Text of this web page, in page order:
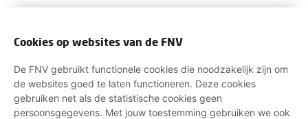
Cookies op websites van de FNV
De FNV gebruikt functionele cookies die noodzakelijk zijn om
de websites goed te laten functioneren. Deze cookies
gebruiken net als de statistische cookies geen
persoonsgegevens. Met jouw toestemming gebruiken we ook